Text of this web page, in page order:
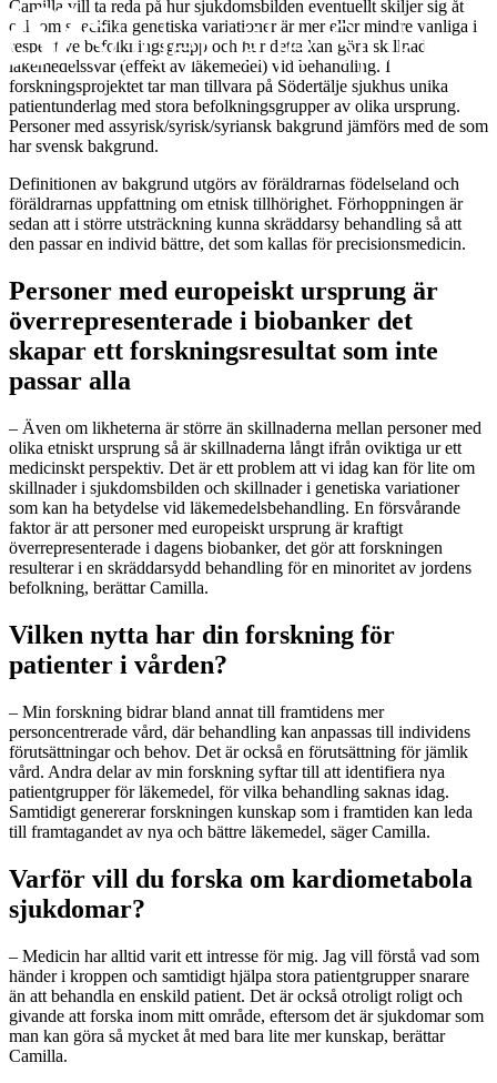
Camilla vill ta reda på hur sjukdomsbilden eventuellt skiljer sig åt
och om specifika genetiska variationer är mer eller mindre vanliga i
respektive befolkningsgrupp och hur detta kan göra skillnad
läkemedelssvar (effekt av läkemedel) vid behandling. I
forskningsprojektet tar man tillvara på Södertälje sjukhus unika
patientunderlag med stora befolkningsgrupper av olika ursprung.
Personer med assyrisk/syrisk/syriansk bakgrund jämförs med de som
har svensk bakgrund.
Definitionen av bakgrund utgörs av föräldrarnas födelseland och
föräldrarnas uppfattning om etnisk tillhörighet. Förhoppningen är
sedan att i större utsträckning kunna skräddarsy behandling så att
den passar en individ bättre, det som kallas för precisionsmedicin.
Personer med europeiskt ursprung är
överrepresenterade i biobanker det
skapar ett forskningsresultat som inte
passar alla
– Även om likheterna är större än skillnaderna mellan personer med
olika etniskt ursprung så är skillnaderna långt ifrån oviktiga ur ett
medicinskt perspektiv. Det är ett problem att vi idag kan för lite om
skillnader i sjukdomsbilden och skillnader i genetiska variationer
som kan ha betydelse vid läkemedelsbehandling. En försvårande
faktor är att personer med europeiskt ursprung är kraftigt
överrepresenterade i dagens biobanker, det gör att forskningen
resulterar i en skräddarsydd behandling för en minoritet av jordens
befolkning, berättar Camilla.
Vilken nytta har din forskning för
patienter i vården?
– Min forskning bidrar bland annat till framtidens mer
personcentrerade vård, där behandling kan anpassas till individens
förutsättningar och behov. Det är också en förutsättning för jämlik
vård. Andra delar av min forskning syftar till att identifiera nya
patientgrupper för läkemedel, för vilka behandling saknas idag.
Samtidigt genererar forskningen kunskap som i framtiden kan leda
till framtagandet av nya och bättre läkemedel, säger Camilla.
Varför vill du forska om kardiometabola
sjukdomar?
– Medicin har alltid varit ett intresse för mig. Jag vill förstå vad som
händer i kroppen och samtidigt hjälpa stora patientgrupper snarare
än att behandla en enskild patient. Det är också otroligt roligt och
givande att forska inom mitt område, eftersom det är sjukdomar som
man kan göra så mycket åt med bara lite mer kunskap, berättar
Camilla.